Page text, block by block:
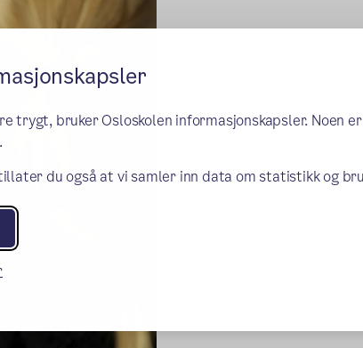
trygt, bruker Osloskolen informasjonskapsler. Noen
du også at vi samler inn data om statistikk og